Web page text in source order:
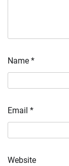
Name *
Email *
Website